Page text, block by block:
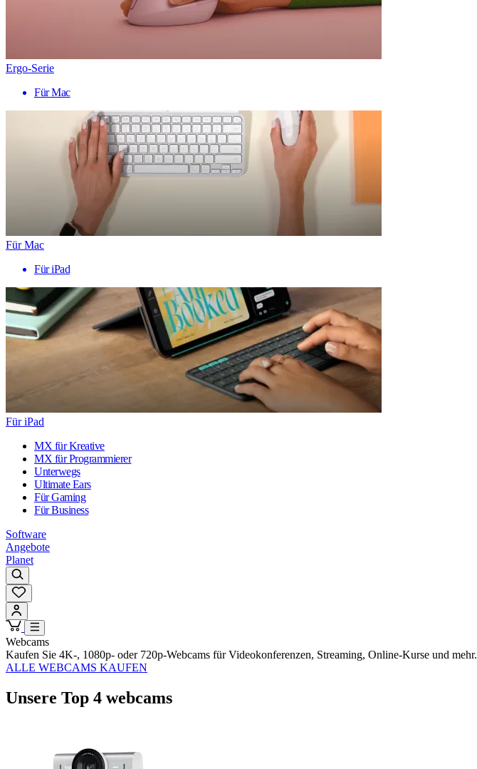
Ergo-Serie
Für Mac
Für Mac
Für iPad
Für iPad
MX für Kreative
MX für Programmierer
Unterwegs
Ultimate Ears
Für Gaming
Für Business
Software
Angebote
Planet
Webcams
Kaufen Sie 4K-, 1080p- oder 720p-Webcams für Videokonferenzen, Streaming, Online-Kurse und mehr.
ALLE WEBCAMS KAUFEN
Unsere Top 4 webcams